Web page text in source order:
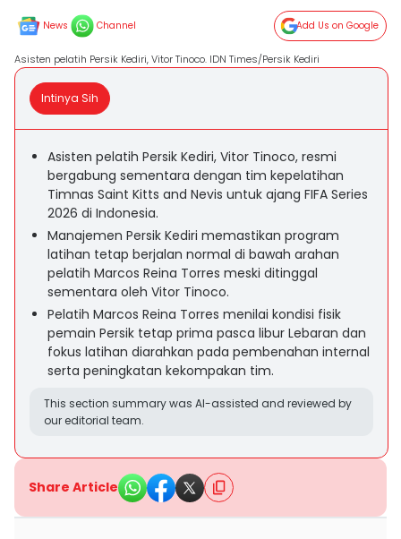
News Channel Add Us on Google
Asisten pelatih Persik Kediri, Vitor Tinoco. IDN Times/Persik Kediri
Intinya Sih
Asisten pelatih Persik Kediri, Vitor Tinoco, resmi
bergabung sementara dengan tim kepelatihan
Timnas Saint Kitts and Nevis untuk ajang FIFA Series
2026 di Indonesia.
Manajemen Persik Kediri memastikan program
latihan tetap berjalan normal di bawah arahan
pelatih Marcos Reina Torres meski ditinggal
sementara oleh Vitor Tinoco.
Pelatih Marcos Reina Torres menilai kondisi fisik
pemain Persik tetap prima pasca libur Lebaran dan
fokus latihan diarahkan pada pembenahan internal
serta peningkatan kekompakan tim.
This section summary was AI-assisted and reviewed by
our editorial team.
Share Article